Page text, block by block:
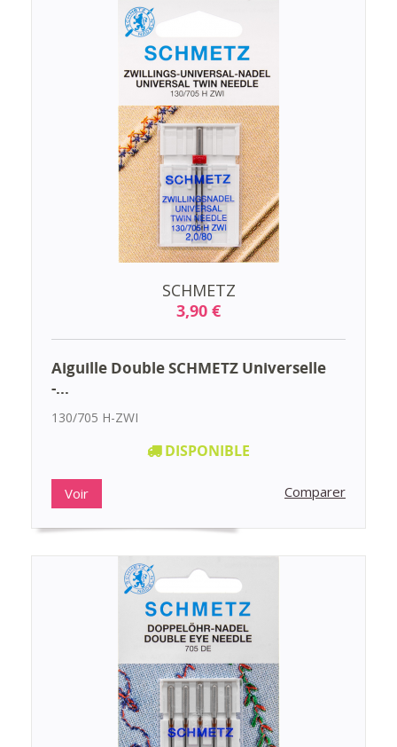
SCHMETZ
3,90 €
Aiguille Double SCHMETZ Universelle
-...
130/705 H-ZWI
DISPONIBLE
Voir Comparer